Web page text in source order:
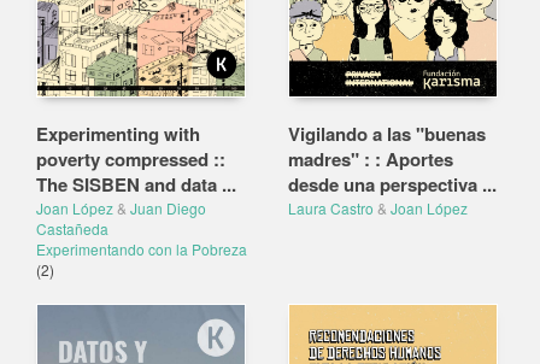
Experimenting with
poverty compressed ::
The SISBEN and data ...
Joan López& Juan Diego
Castañeda
Experimentando con la Pobreza
(2)
Vigilando a las "buenas
madres" : : Aportes
desde una perspectiva ...
Laura Castro & Joan López